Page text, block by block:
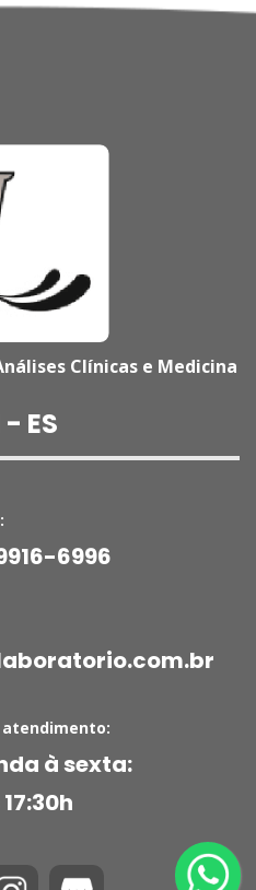
Clínicas e Medicina
ES
6996
atendimento:
à sexta: